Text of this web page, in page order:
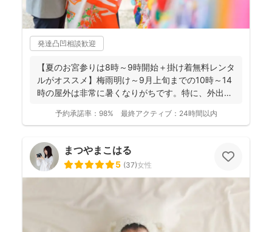
発達凸凹相談歓迎
【夏のお宮参りは8時～9時開始＋掛け着無料レンタ
ルがオススメ】梅雨明け～9月上旬までの10時～14
時の屋外は非常に暑くなりがちです。特に、外出に
予約承諾率： 98% 最終アクティブ： 24時間以内
まつやまこはる
5 (37)女性